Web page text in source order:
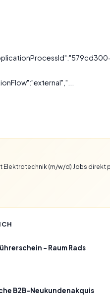
Elektrotechnik (m/w/d) Jobs direkt
– Raum Rads
B2B-Neukundenakquis